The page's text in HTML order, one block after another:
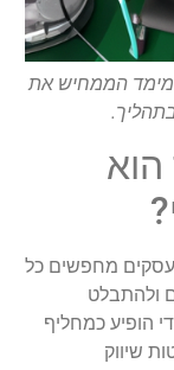
הממחיש את
הוא
עסקים מחפשים כל
ולהתבלט
הופיע כמחליף
שיווק